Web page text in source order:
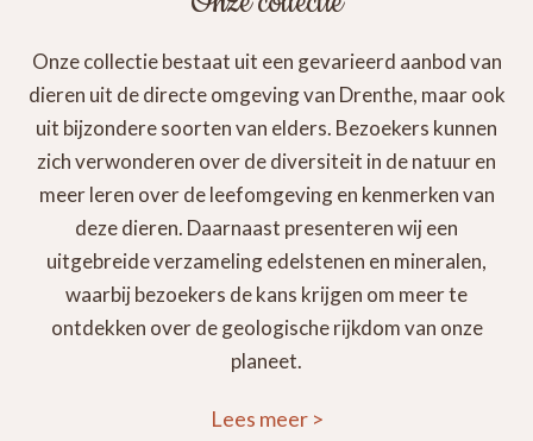
Onze collectie bestaat uit een gevarieerd aanbod van
dieren uit de directe omgeving van Drenthe, maar ook
uit bijzondere soorten van elders. Bezoekers kunnen
zich verwonderen over de diversiteit in de natuur en
meer leren over de leefomgeving en kenmerken van
deze dieren. Daarnaast presenteren wij een
uitgebreide verzameling edelstenen en mineralen,
waarbij bezoekers de kans krijgen om meer te
ontdekken over de geologische rijkdom van onze
planeet.
Lees meer >